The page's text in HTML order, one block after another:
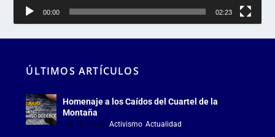
00:00 02:23
ÚLTIMOS ARTÍCULOS
Homenaje a los Caídos del Cuartel de la
Montaña
Jul 18, 2026 |Activismo ,Actualidad